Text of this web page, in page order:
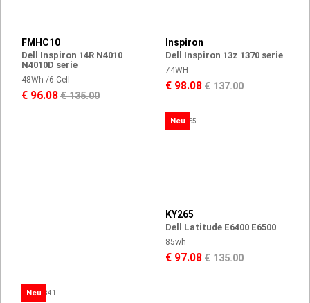
FMHC10
Dell Inspiron 14R N4010
N4010D serie
48Wh /6 Cell
€ 96.08€ 135.00
Inspiron
Dell Inspiron 13z 1370 serie
74WH
€ 98.08€ 137.00
Neu
KY265
Dell Latitude E6400 E6500
85wh
€ 97.08€ 135.00
Neu